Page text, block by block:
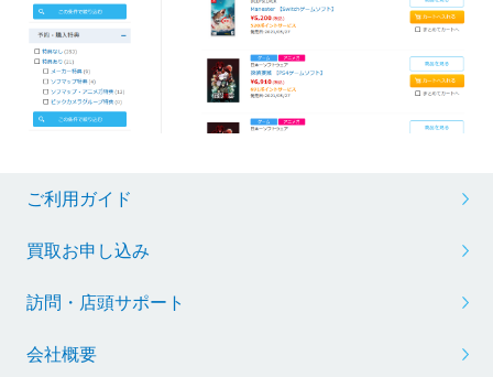
ご利用ガイド
買取お申し込み
訪問・店頭サポート
会社概要